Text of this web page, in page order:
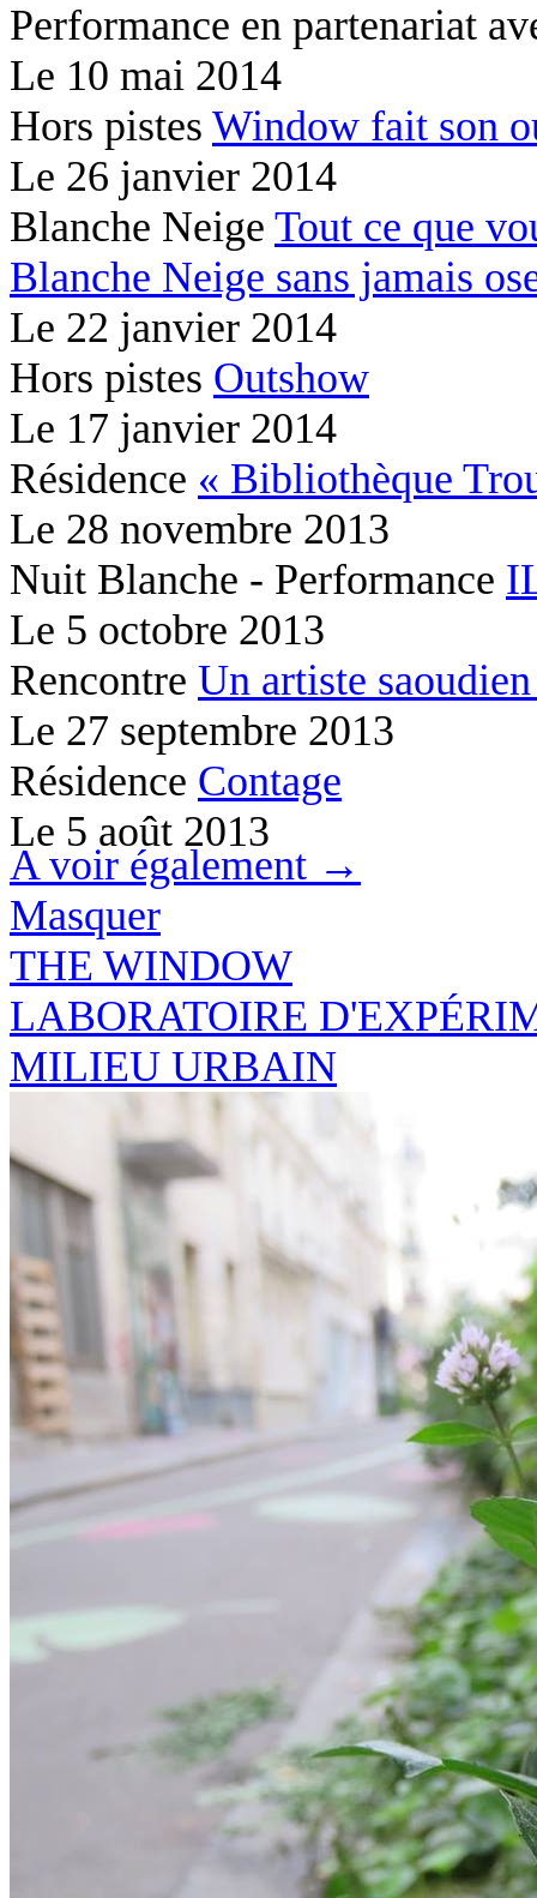
Performance en partenariat
Le 10 mai 2014
Hors pistes Window fait son
Le 26 janvier 2014
Blanche Neige Tout ce que
Blanche Neige sans jamais
Le 22 janvier 2014
Hors pistes Outshow
Le 17 janvier 2014
Résidence « Bibliothèque
Le 28 novembre 2013
Nuit Blanche - Performance
Le 5 octobre 2013
Rencontre Un artiste
Le 27 septembre 2013
Résidence Contage
Le 5 août 2013
A voir également →
Masquer
THE WINDOW
LABORATOIRE
MILIEU URBAIN